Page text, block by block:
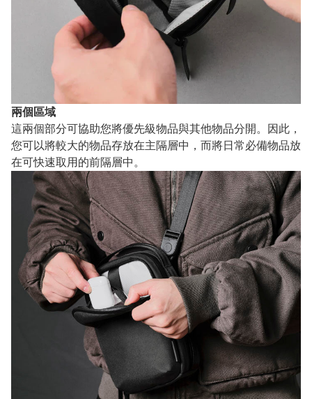
兩個區域
這兩個部分可協助您將優先級物品與其他物品分開。因此，
您可以將較大的物品存放在主隔層中，而將日常必備物品放
在可快速取用的前隔層中。